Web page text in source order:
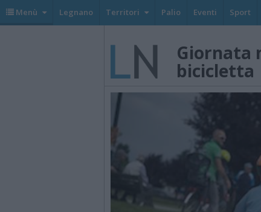
Menù Legnano Territori Palio Eventi Sport
Giornata
bicicletta